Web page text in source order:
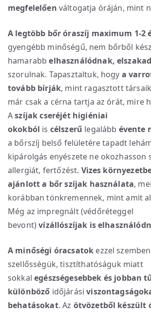
megfelelően váltogatja óráján, mint
A legtöbb bőr óraszíj maximum 1-2
gyengébb minőségű, nem bőrből
hamarabbelhasználódnak,
szorulnak. Tapasztaltuk, hogy a
tovább bírják, mint ragasztott
már csak a cérna tartja az órát, mire
Aszíjak cseréjét higiéniai
okokból is célszerű legalább évente
a bőrszíj belső felületére tapadt
kipárolgás enyészete ne okozhasson
allergiát, fertőzést. Vizes
ajánlott a bőr szíjak használata,
korábban tönkremennek, mint amit
Még az impregnált (védőréteggel
bevont)vízállószíjak is
A minőségi óracsatok ezzel
szellősségük, tisztíthatóságuk miatt
sokkalegészségesebbek és jobban
különböző időjárási
behatásokat. Az ötvözetből készült